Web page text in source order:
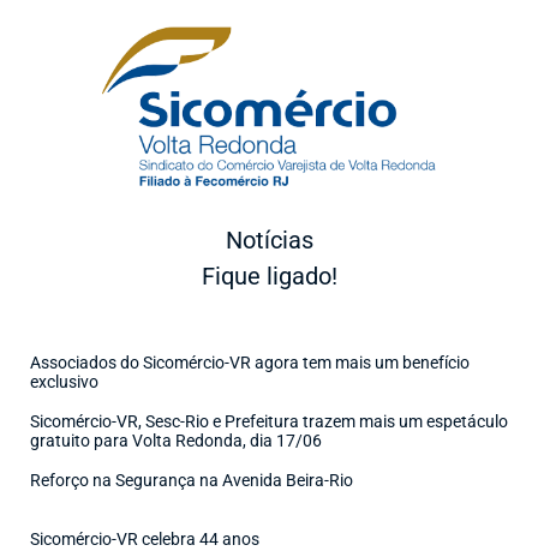
Notícias
Fique ligado!
Associados do Sicomércio-VR agora tem mais um benefício
exclusivo
Sicomércio-VR, Sesc-Rio e Prefeitura trazem mais um espetáculo
gratuito para Volta Redonda, dia 17/06
Reforço na Segurança na Avenida Beira-Rio
Sicomércio-VR celebra 44 anos